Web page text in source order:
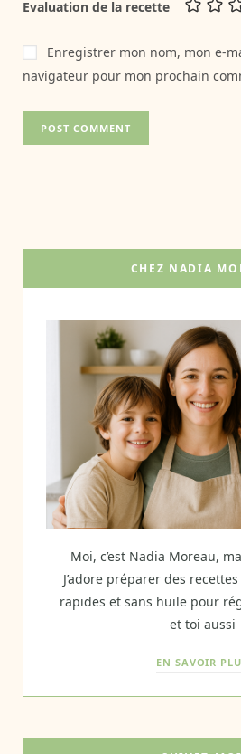
Evaluation de la recette
Enregistrer mon nom, mon e-
navigateur pour mon prochain
CHEZ NADIA
Moi, c’est Nadia Moreau,
J’adore préparer des
rapides et sans huile pour
et toi aussi
EN SAVOIR